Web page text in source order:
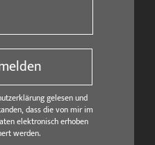
gelesen und
dass die von mir im
elektronisch erhoben
werden.